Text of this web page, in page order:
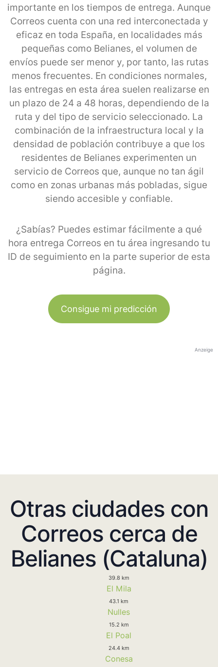
importante en los tiempos de entrega. Aunque
Correos cuenta con una red interconectada y
eficaz en toda España, en localidades más
pequeñas como Belianes, el volumen de
envíos puede ser menor y, por tanto, las rutas
menos frecuentes. En condiciones normales,
las entregas en esta área suelen realizarse en
un plazo de 24 a 48 horas, dependiendo de la
ruta y del tipo de servicio seleccionado. La
combinación de la infraestructura local y la
densidad de población contribuye a que los
residentes de Belianes experimenten un
servicio de Correos que, aunque no tan ágil
como en zonas urbanas más pobladas, sigue
siendo accesible y confiable.
¿Sabías? Puedes estimar fácilmente a qué
hora entrega Correos en tu área ingresando tu
ID de seguimiento en la parte superior de esta
página.
Consigue mi predicción
Anzeige
Otras ciudades con
Correos cerca de
Belianes (Cataluna)
39.8 km
El Mila
43.1 km
Nulles
15.2 km
El Poal
24.4 km
Conesa